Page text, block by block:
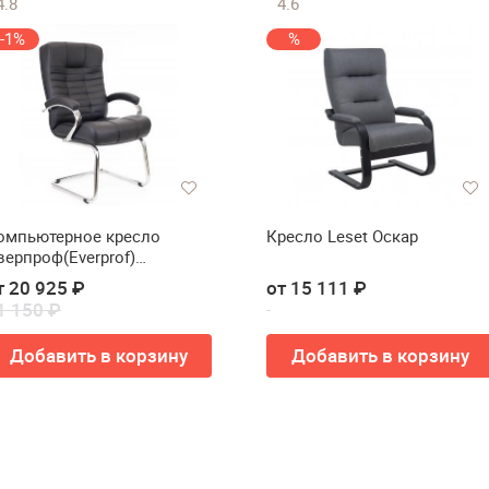
-1%
кресло
CF
20 925 ₽
150 ₽
Добавить в корзину
%
Кресло Leset Оскар
от 15 111 ₽
Добавить в корзину